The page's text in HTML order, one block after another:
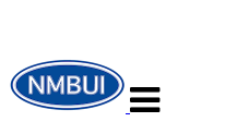
navigasjon